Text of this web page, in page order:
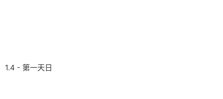
1.4 - 第一天日